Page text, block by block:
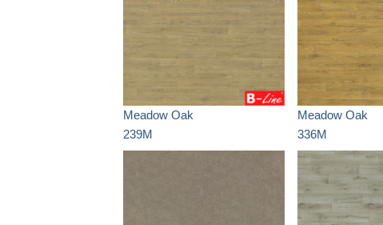
Meadow Oak
239M
Meadow Oak
336M